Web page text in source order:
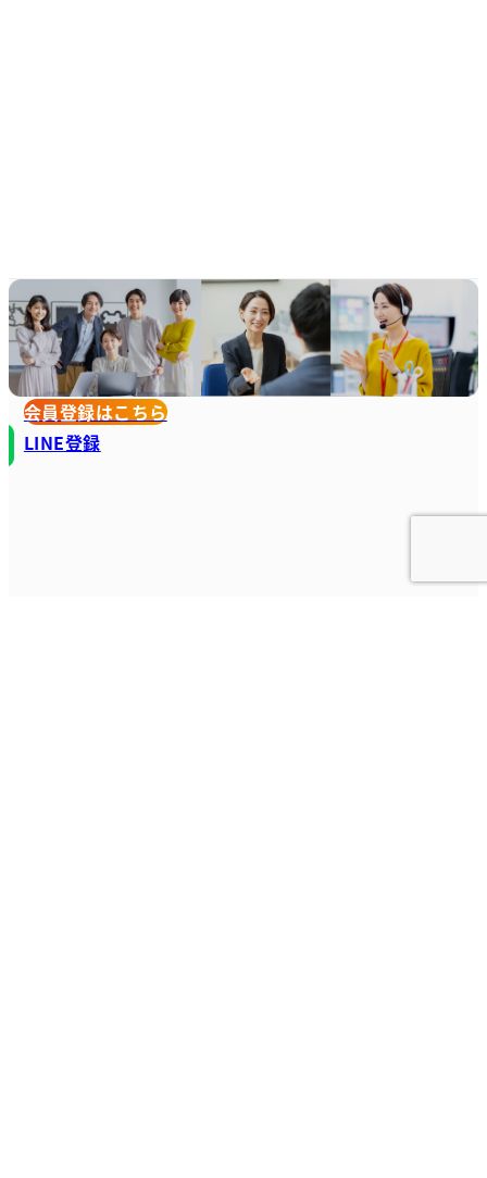
会員登録はこちら
LINE登録